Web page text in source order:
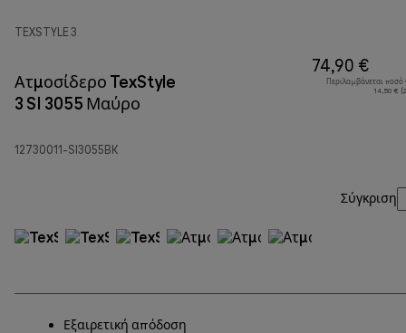
TEXSTYLE 3
Ατμοσίδερο TexStyle
3 SI 3055 Μαύρο
12730011-SI3055BK
74,90 €
Περιλαμβάνεται
14,50 €
Σύγκριση
Εξαιρετική απόδοση